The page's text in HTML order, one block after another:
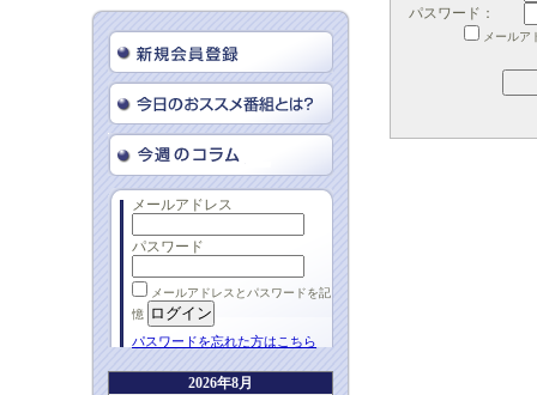
メールアドレス
パスワード
メールアドレスとパスワードを記
憶
パスワードを忘れた方はこちら
2026年8月
パスワード：
メールア